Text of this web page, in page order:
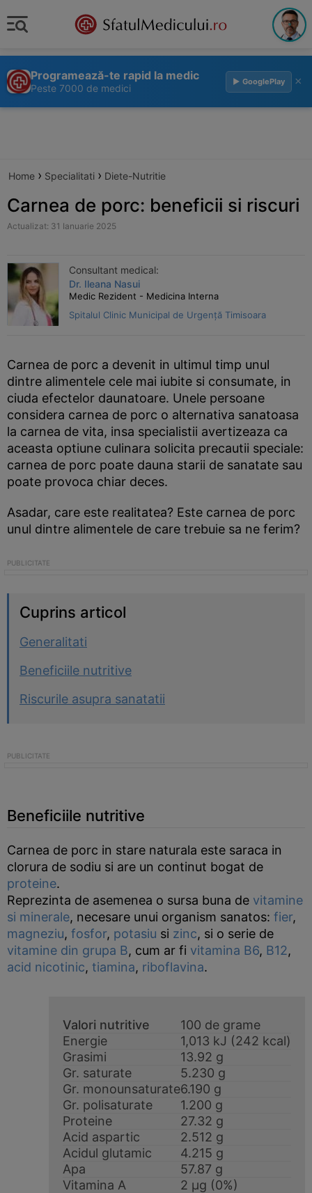
Programează-te rapid la medic
Peste 7000 de medici
▶ GooglePlay ×
Home › Specialitati › Diete-Nutritie
Carnea de porc: beneficii si riscuri
Actualizat: 31 Ianuarie 2025
Consultant medical:
Dr. Ileana Nasui
Medic Rezident - Medicina Interna
Spitalul Clinic Municipal de Urgență Timisoara
Carnea de porc a devenit in ultimul timp unul
dintre alimentele cele mai iubite si consumate, in
ciuda efectelor daunatoare. Unele persoane
considera carnea de porc o alternativa sanatoasa
la carnea de vita, insa specialistii avertizeaza ca
aceasta optiune culinara solicita precautii speciale:
carnea de porc poate dauna starii de sanatate sau
poate provoca chiar deces.
Asadar, care este realitatea? Este carnea de porc
unul dintre alimentele de care trebuie sa ne ferim?
Cuprins articol
Generalitati
Beneficiile nutritive
Riscurile asupra sanatatii
Beneficiile nutritive
Carnea de porc in stare naturala este saraca in
clorura de sodiu si are un continut bogat de
proteine.
Reprezinta de asemenea o sursa buna de vitamine
si minerale, necesare unui organism sanatos: fier,
magneziu, fosfor, potasiu si zinc, si o serie de
vitamine din grupa B, cum ar fi vitamina B6, B12,
acid nicotinic, tiamina, riboflavina.
Valori nutritive
100 de grame
Energie
1,013 kJ (242 kcal)
Grasimi
13.92 g
Gr. saturate
5.230 g
Gr. monounsaturate6.190 g
Gr. polisaturate
1.200 g
Proteine
27.32 g
Acid aspartic
2.512 g
Acidul glutamic
4.215 g
Apa
57.87 g
Vitamina A
2 μg (0%)